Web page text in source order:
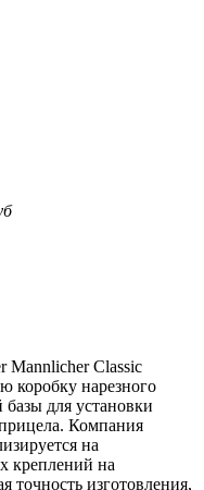
Mannlicher Classic
коробку нарезного
для установки
Компания
на
креплений на
изготовления,